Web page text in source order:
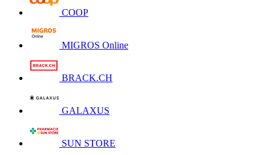
COOP
MIGROS Online
BRACK.CH
GALAXUS
SUN STORE